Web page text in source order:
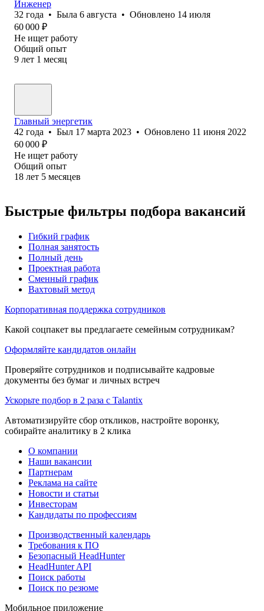
Инженер
32 года • Была 6 августа • Обновлено 14 июля
60 000 ₽
Не ищет работу
Общий опыт
9 лет 1 месяц
Главный энергетик
42 года • Был 17 марта 2023 • Обновлено 11 июня 2022
60 000 ₽
Не ищет работу
Общий опыт
18 лет 5 месяцев
Быстрые фильтры подбора вакансий
Гибкий график
Полная занятость
Полный день
Проектная работа
Сменный график
Вахтовый метод
Корпоративная поддержка сотрудников
Какой соцпакет вы предлагаете семейным сотрудникам?
Оформляйте кандидатов онлайн
Проверяйте сотрудников и подписывайте кадровые
документы без бумаг и личных встреч
Ускорьте подбор в 2 раза с Talantix
Автоматизируйте сбор откликов, настройте воронку,
собирайте аналитику в 2 клика
О компании
Наши вакансии
Партнерам
Реклама на сайте
Новости и статьи
Инвесторам
Кандидаты по профессиям
Производственный календарь
Требования к ПО
Безопасный HeadHunter
HeadHunter API
Поиск работы
Поиск по резюме
Мобильное приложение